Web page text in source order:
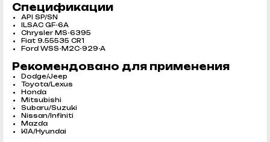
Спецификации
API SP/SN
ILSAC GF-6A
Chrysler MS-6395
Fiat 9.55535 CR1
Ford WSS-M2C-929-A
Рекомендовано для применения
Dodge/Jeep
Toyota/Lexus
Honda
Mitsubishi
Subaru/Suzuki
Nissan/Infiniti
Mazda
KIA/Hyundai